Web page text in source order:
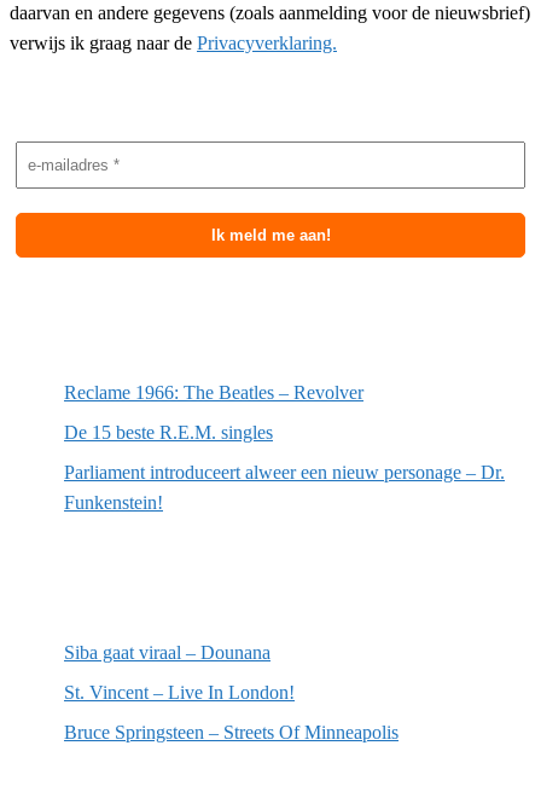
daarvan en andere gegevens (zoals aanmelding voor de nieuwsbrief)
verwijs ik graag naar de Privacyverklaring.
Reclame 1966: The Beatles – Revolver
De 15 beste R.E.M. singles
Parliament introduceert alweer een nieuw personage – Dr.
Funkenstein!
Siba gaat viraal – Dounana
St. Vincent – Live In London!
Bruce Springsteen – Streets Of Minneapolis